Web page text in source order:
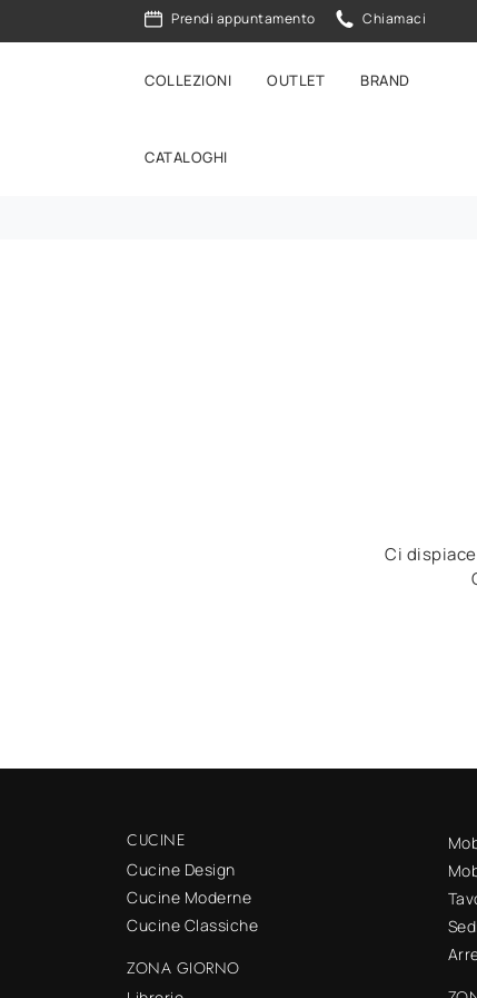
Prendi appuntamento Chiamaci
COLLEZIONI OUTLET BRAND
CATALOGHI
Ci
CUCINE
Cucine Design
Cucine Moderne
Cucine Classiche
ZONA GIORNO